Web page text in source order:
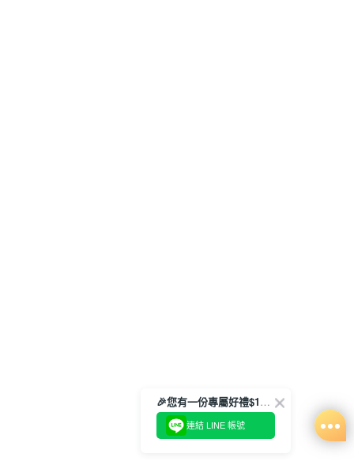
🎉您有一份專屬好禮$100正等著您🎁
連結 LINE 帳號